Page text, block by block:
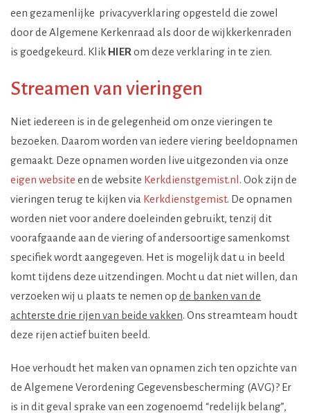
een gezamenlijke privacyverklaring opgesteld die zowel
door de Algemene Kerkenraad als door de wijkkerkenraden
is goedgekeurd. Klik HIERom deze verklaring in te zien.
Streamen van vieringen
Niet iedereen is in de gelegenheid om onze vieringen te
bezoeken. Daarom worden van iedere viering beeldopnamen
gemaakt. Deze opnamen worden live uitgezonden via onze
eigen website en de website Kerkdienstgemist.nl . Ook zijn de
vieringen terug te kijken via Kerkdienstgemist. De opnamen
worden niet voor andere doeleinden gebruikt, tenzij dit
voorafgaande aan de viering of andersoortige samenkomst
specifiek wordt aangegeven. Het is mogelijk dat u in beeld
komt tijdens deze uitzendingen. Mocht u dat niet willen, dan
verzoeken wij u plaats te nemen op de banken van de
achterste drie rijen van beide vakken. Ons streamteam houdt
deze rijen actief buiten beeld.
Hoe verhoudt het maken van opnamen zich ten opzichte van
de Algemene Verordening Gegevensbescherming (AVG)? Er
is in dit geval sprake van een zogenoemd “redelijk belang”,